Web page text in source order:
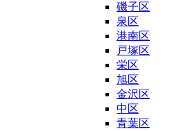
磯子区
泉区
港南区
戸塚区
栄区
旭区
金沢区
中区
青葉区